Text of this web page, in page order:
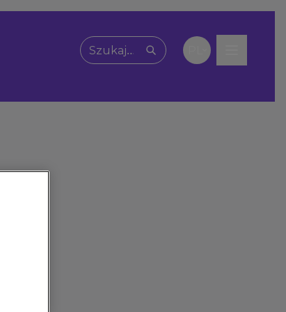
Wpisz, czego szukasz